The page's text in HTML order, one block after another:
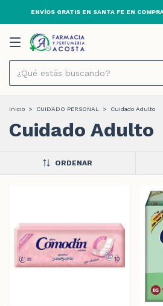
3 Y 6 CUOTAS SIN INTERÉS 💳
Inicio > CUIDADO PERSONAL > Cuidado Adulto
Cuidado Adulto
ORDENAR